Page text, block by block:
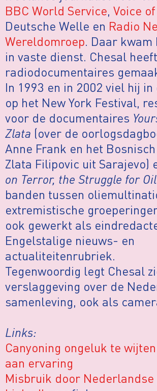
BBC World Service, Voice
Deutsche Welle en Radio
Wereldomroep. Daar kwam
in vaste dienst. Chesal
radiodocumentaires
In 1993 en in 2002 viel hij
op het New York Festival,
voor de documentaires
Zlata (over de
Anne Frank en het
Zlata Filipovic uit Sarajevo)
on Terror, the Struggle for Oil
banden tussen
extremistische
ook gewerkt als
Engelstalige nieuws- en
actualiteitenrubriek.
Tegenwoordig legt Chesal
verslaggeving over de
samenleving, ook als
Links:
Canyoning ongeluk te
aan ervaring
Misbruik door